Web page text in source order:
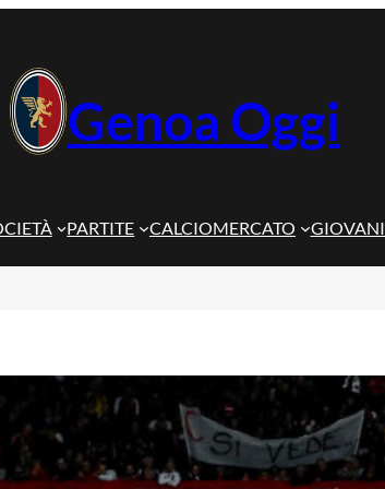
Genoa Oggi
PARTITE CALCIOMERCATO